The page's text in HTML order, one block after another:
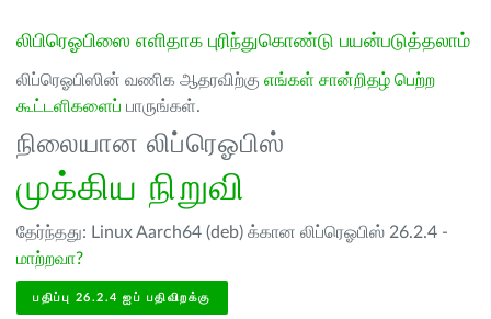
லிபிரெஓபிஸை எளிதாக புரிந்துகொண்டு பயன்படுத்தலாம்
லிப்ரெஓபிஸின் வணிக ஆதரவிற்கு எங்கள் சான்றிதழ் பெற்ற
கூட்டளிகளைப் பாருங்கள்.
நிலையான லிப்ரெஓபிஸ்
முக்கிய நிறுவி
தேர்ந்தது: Linux Aarch64 (deb) க்கான லிப்ரெஓபிஸ் 26.2.4 -
மாற்றவா?
பதிப்பு 26.2.4 ஐப் பதிவிறக்கு